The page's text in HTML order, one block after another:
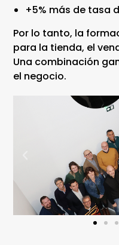
+5% más de tasa
Por lo tanto, la
para la tienda, el
Una combinación
el negocio.